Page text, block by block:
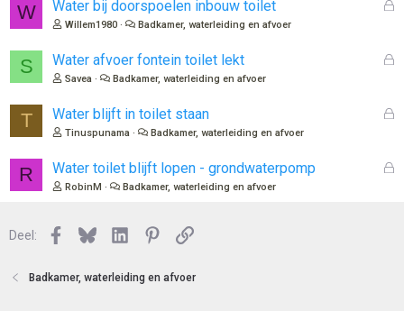
n
W
G
n
Water bij doorspoelen inbouw toilet
Willem1980 Badkamer, waterleiding en afvoer
S
G
n
Water afvoer fontein toilet lekt
Savea Badkamer, waterleiding en afvoer
T
G
Water blijft in toilet staan
Tinuspunama Badkamer, waterleiding en afvoer
R
G
Water toilet blijft lopen - grondwaterpomp
RobinM Badkamer, waterleiding en afvoer
Deel: Facebook
BlueskyLinkedInPinterest
Link
Badkamer, waterleiding en afvoer